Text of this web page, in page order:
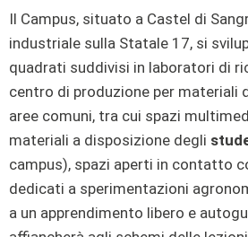
Il Campus, situato a Castel di
industriale sulla Statale 17, si
quadrati suddivisi in laboratori di
centro di produzione per materiali
aree comuni, tra cui spazi
materiali a disposizione degli
campus), spazi aperti in contatto
dedicati a sperimentazioni
a un apprendimento libero e